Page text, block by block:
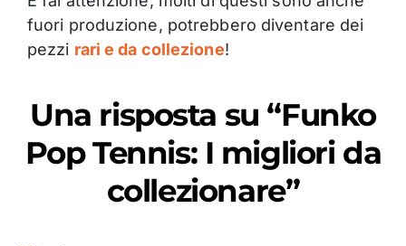
fuori produzione, potrebbero diventare dei
pezzi rari e da collezione!
Una risposta su “Funko
Pop Tennis: I migliori da
collezionare”